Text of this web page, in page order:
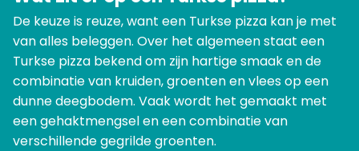
De keuze is reuze, want een Turkse pizza kan je met
van alles beleggen. Over het algemeen staat een
Turkse pizza bekend om zijn hartige smaak en de
combinatie van kruiden, groenten en vlees op een
dunne deegbodem. Vaak wordt het gemaakt met
een gehaktmengsel en een combinatie van
verschillende gegrilde groenten.